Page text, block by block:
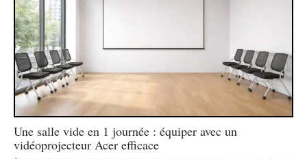
Une salle vide en 1 journée : équiper avec un
vidéoprojecteur Acer efficace